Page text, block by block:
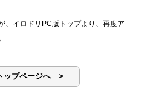
、イロドリPC版トップより、再度ア
ップページへ >